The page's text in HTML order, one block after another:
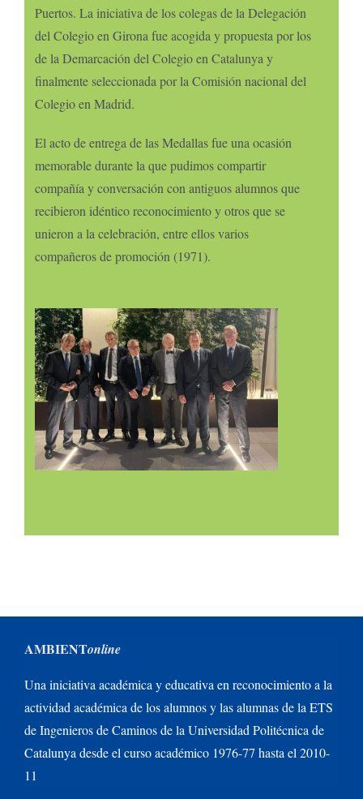
Puertos. La iniciativa de los colegas de la Delegación
del Colegio en Girona fue acogida y propuesta por los
de la Demarcación del Colegio en Catalunya y
finalmente seleccionada por la Comisión nacional del
Colegio en Madrid.
El acto de entrega de las Medallas fue una ocasión
memorable durante la que pudimos compartir
compañía y conversación con antiguos alumnos que
recibieron idéntico reconocimiento y otros que se
unieron a la celebración, entre ellos varios
compañeros de promoción (1971).
AMBIENTonline
Una iniciativa académica y educativa en reconocimiento a la
actividad académica de los alumnos y las alumnas de la ETS
de Ingenieros de Caminos de la Universidad Politécnica de
Catalunya desde el curso académico 1976-77 hasta el 2010-
11